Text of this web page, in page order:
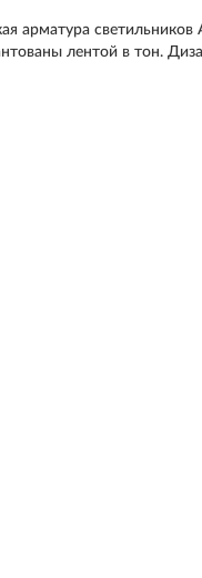
арматура светильников
лентой в тон.